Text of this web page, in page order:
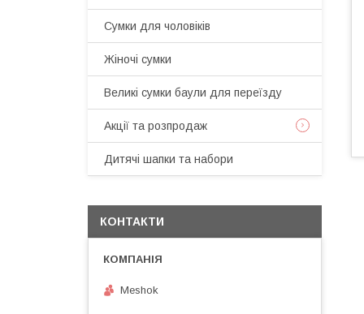
Сумки для чоловіків
Жіночі сумки
Великі сумки баули для переїзду
Акції та розпродаж
Дитячі шапки та набори
КОНТАКТИ
Meshok